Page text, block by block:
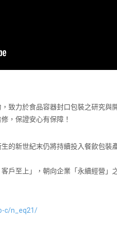
致力於食品容器封口包裝之研究
，保證安心有保障！
的新世紀末仍將持續投入餐飲包
戶至上」，朝向企業「永續經營」
c/n_eq21/